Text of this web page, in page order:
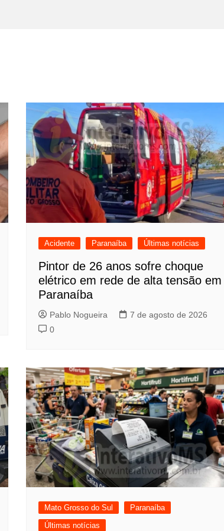
Acidente Paranaíba Últimas notícias
Pintor de 26 anos sofre choque
elétrico em rede de alta tensão em
Paranaíba
Pablo Nogueira
7 de agosto de 2026
0
Mato Grosso do Sul
Paranaíba
Últimas notícias